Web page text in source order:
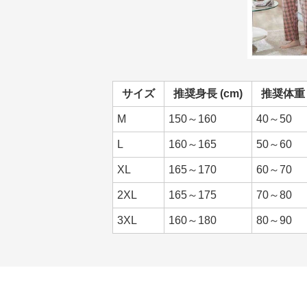
サイズ 推奨身長 (cm) 推奨体
M 150～160 40～50
L 160～165 50～60
XL 165～170 60～70
2XL 165～175 70～80
3XL 160～180 80～90